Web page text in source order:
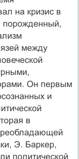
на кризис в
порожденный,
между
Он первым
и
в
Э. Баркер,
политической